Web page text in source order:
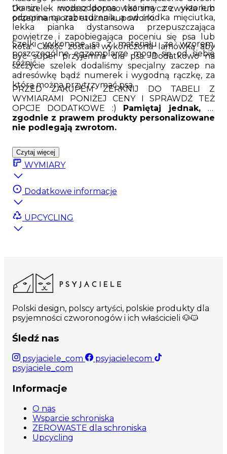
tkanin - wodoodporna tkanina ze wzorem
odporna na zabrudzenia, a od środka mięciutka,
lekka pianka dystansowa przepuszczająca
powietrze i zapobiegająca poceniu się psa lub
kota. Całość została wykończona lamówką aby
być super przyjemna dla psa. Dodatkowo na
szczycie szelek dodaliśmy specjalny zaczep na
adresówkę bądź numerek i wygodną rączkę, za
którą można przytrzymać psa.
Do szelek możesz dopasować smycz zwykła lub
przepinaną oraz etui na kupoworki.
Szelki wykonane są z materiału ze wzorem,
poszczególne egzemplarze mogą się od siebie
różnić.
PRZED ZAKUPEM ZERKNIJ DO TABELI Z
WYMIARAMI PONIŻEJ CENY I SPRAWDŹ TEŻ
OPCJE DODATKOWE :) Pamiętaj jednak, iż
zgodnie z prawem produkty personalizowane
nie podlegają zwrotom.
Czytaj więcej
WYMIARY
Dodatkowe informacje
UPCYCLING
Polski design, polscy artyści, polskie produkty dla
psyjemności czworonogów i ich właścicieli 🐶🐱
Śledź nas
psyjaciele_com
psyjacielecom
psyjaciele_com
Informacje
O nas
Wsparcie schroniska
ZEROWASTE dla schroniska
Upcycling